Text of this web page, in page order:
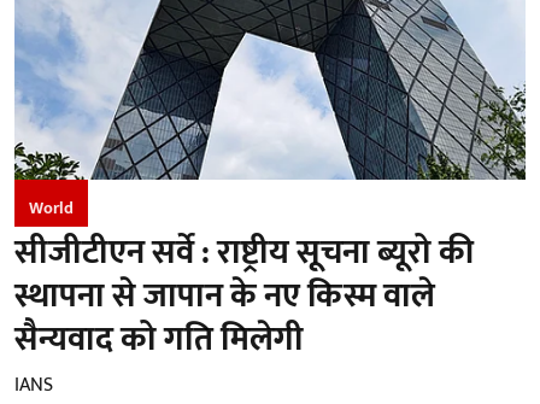
World
सीजीटीएन सर्वे : राष्ट्रीय सूचना ब्यूरो की
स्थापना से जापान के नए किस्म वाले
सैन्यवाद को गति मिलेगी
IANS